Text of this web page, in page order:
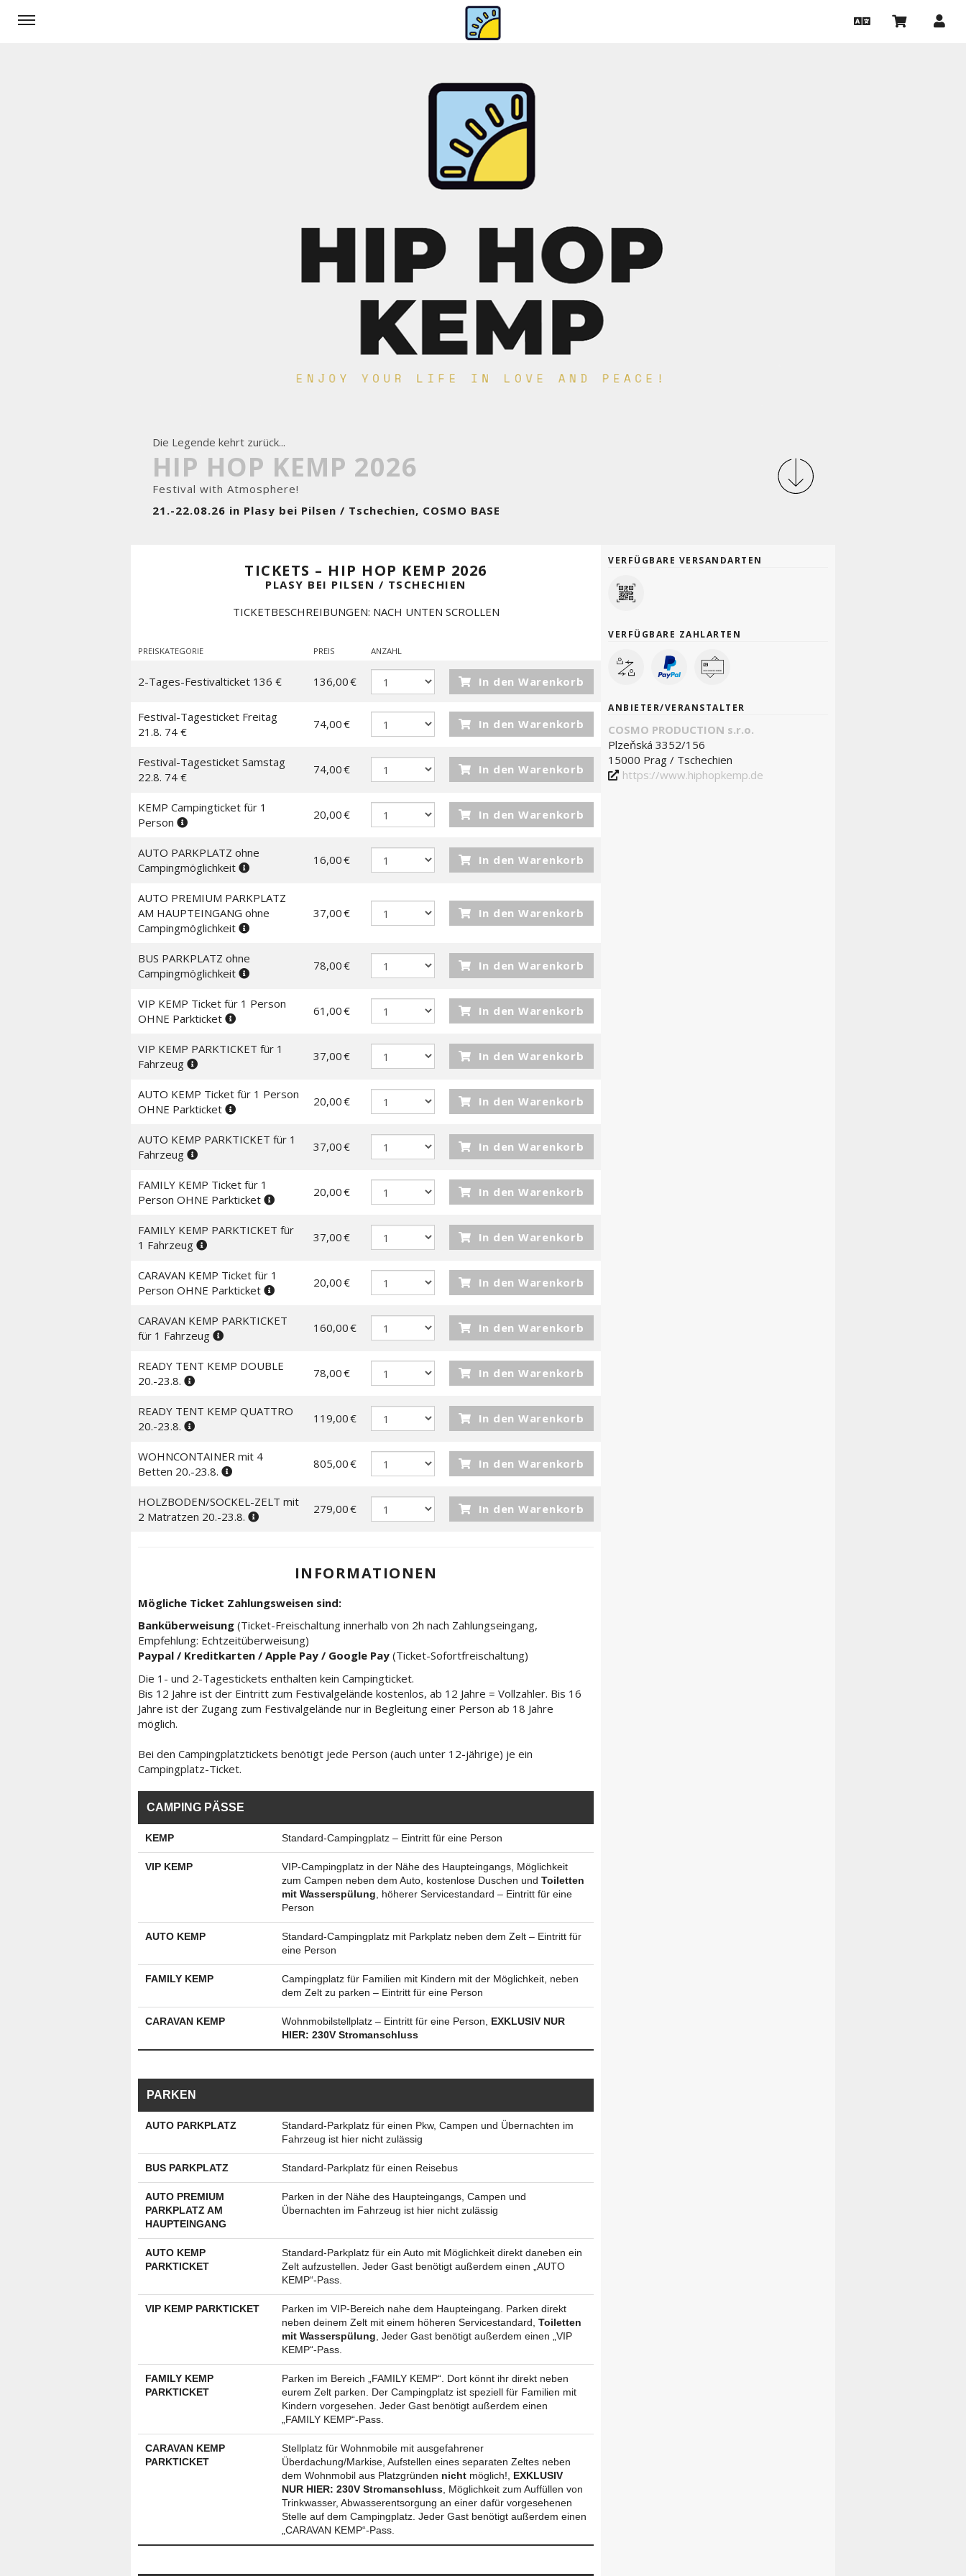
Die Legende kehrt zurück...
HIP HOP KEMP 2026
Festival with Atmosphere!
21.-22.08.26 in Plasy bei Pilsen / Tschechien, COSMO BASE
TICKETS – HIP HOP KEMP 2026
PLASY BEI PILSEN / TSCHECHIEN
TICKETBESCHREIBUNGEN: NACH UNTEN SCROLLEN
PREISKATEGORIE PREIS ANZAHL
2-Tages-Festivalticket 136 € 136,00 € In den Warenkorb
Festival-Tagesticket Freitag
21.8. 74 €
74,00 € In den Warenkorb
Festival-Tagesticket Samstag
22.8. 74 €
74,00 € In den Warenkorb
KEMP Campingticket für 1
Person
20,00 € In den Warenkorb
AUTO PARKPLATZ ohne
Campingmöglichkeit
16,00 € In den Warenkorb
AUTO PREMIUM PARKPLATZ
AM HAUPTEINGANG ohne
Campingmöglichkeit
37,00 € In den Warenkorb
BUS PARKPLATZ ohne
Campingmöglichkeit
78,00 € In den Warenkorb
VIP KEMP Ticket für 1 Person
OHNE Parkticket
61,00 € In den Warenkorb
VIP KEMP PARKTICKET für 1
Fahrzeug
37,00 € In den Warenkorb
AUTO KEMP Ticket für 1 Person
OHNE Parkticket
20,00 € In den Warenkorb
AUTO KEMP PARKTICKET für 1
Fahrzeug
37,00 € In den Warenkorb
FAMILY KEMP Ticket für 1
Person OHNE Parkticket
20,00 € In den Warenkorb
FAMILY KEMP PARKTICKET für
1 Fahrzeug
37,00 € In den Warenkorb
CARAVAN KEMP Ticket für 1
Person OHNE Parkticket
20,00 € In den Warenkorb
CARAVAN KEMP PARKTICKET
für 1 Fahrzeug
160,00 € In den Warenkorb
READY TENT KEMP DOUBLE
20.-23.8.
78,00 € In den Warenkorb
READY TENT KEMP QUATTRO
20.-23.8.
119,00 € In den Warenkorb
WOHNCONTAINER mit 4
Betten 20.-23.8.
805,00 € In den Warenkorb
HOLZBODEN/SOCKEL-ZELT mit
2 Matratzen 20.-23.8.
279,00 € In den Warenkorb
INFORMATIONEN
Mögliche Ticket Zahlungsweisen sind:
Banküberweisung (Ticket-Freischaltung innerhalb von 2h nach Zahlungseingang,
Empfehlung: Echtzeitüberweisung)
Paypal / Kreditkarten / Apple Pay / Google Pay (Ticket-Sofortfreischaltung)
Die 1- und 2-Tagestickets enthalten kein Campingticket.
Bis 12 Jahre ist der Eintritt zum Festivalgelände kostenlos, ab 12 Jahre = Vollzahler. Bis 16
Jahre ist der Zugang zum Festivalgelände nur in Begleitung einer Person ab 18 Jahre
möglich.
Bei den Campingplatztickets benötigt jede Person (auch unter 12-jährige) je ein
Campingplatz-Ticket.
CAMPING PÄSSE
KEMP Standard-Campingplatz – Eintritt für eine Person
VIP KEMP
VIP-Campingplatz in der Nähe des Haupteingangs, Möglichkeit
zum Campen neben dem Auto, kostenlose Duschen und Toiletten
mit Wasserspülung , höherer Servicestandard – Eintritt für eine
Person
AUTO KEMP
Standard-Campingplatz mit Parkplatz neben dem Zelt – Eintritt für
eine Person
FAMILY KEMP
Campingplatz für Familien mit Kindern mit der Möglichkeit, neben
dem Zelt zu parken – Eintritt für eine Person
CARAVAN KEMP Wohnmobilstellplatz – Eintritt für eine Person, EXKLUSIV NUR
HIER: 230V Stromanschluss
PARKEN
AUTO PARKPLATZ
Standard-Parkplatz für einen Pkw, Campen und Übernachten im
Fahrzeug ist hier nicht zulässig
BUS PARKPLATZ Standard-Parkplatz für einen Reisebus
AUTO PREMIUM
PARKPLATZ AM
HAUPTEINGANG
Parken in der Nähe des Haupteingangs, Campen und
Übernachten im Fahrzeug ist hier nicht zulässig
AUTO KEMP
PARKTICKET
Standard-Parkplatz für ein Auto mit Möglichkeit direkt daneben ein
Zelt aufzustellen. Jeder Gast benötigt außerdem einen „AUTO
KEMP“-Pass.
VIP KEMP PARKTICKET
Parken im VIP-Bereich nahe dem Haupteingang. Parken direkt
neben deinem Zelt mit einem höheren Servicestandard, Toiletten
mit Wasserspülung , Jeder Gast benötigt außerdem einen „VIP
KEMP“-Pass.
FAMILY KEMP
PARKTICKET
Parken im Bereich „FAMILY KEMP“. Dort könnt ihr direkt neben
eurem Zelt parken. Der Campingplatz ist speziell für Familien mit
Kindern vorgesehen. Jeder Gast benötigt außerdem einen
„FAMILY KEMP“-Pass.
CARAVAN KEMP
PARKTICKET
Stellplatz für Wohnmobile mit ausgefahrener
Überdachung/Markise, Aufstellen eines separaten Zeltes neben
dem Wohnmobil aus Platzgründen nicht möglich!, EXKLUSIV
NUR HIER: 230V Stromanschluss , Möglichkeit zum Auffüllen von
Trinkwasser, Abwasserentsorgung an einer dafür vorgesehenen
Stelle auf dem Campingplatz. Jeder Gast benötigt außerdem einen
„CARAVAN KEMP“-Pass.
VERFÜGBARE VERSANDARTEN
VERFÜGBARE ZAHLARTEN
ANBIETER/VERANSTALTER
COSMO PRODUCTION s.r.o.
Plzeňská 3352/156
15000 Prag / Tschechien
https://www.hiphopkemp.de